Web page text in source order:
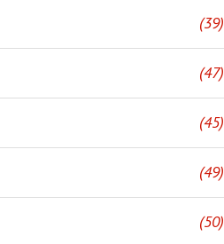
(39)
(47)
(45)
(49)
(50)